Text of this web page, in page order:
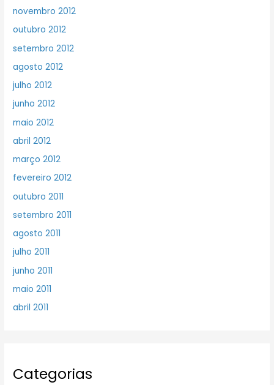
novembro 2012
outubro 2012
setembro 2012
agosto 2012
julho 2012
junho 2012
maio 2012
abril 2012
março 2012
fevereiro 2012
outubro 2011
setembro 2011
agosto 2011
julho 2011
junho 2011
maio 2011
abril 2011
Categorias